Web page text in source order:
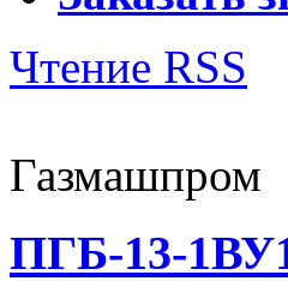
Чтение RSS
Газмашпром
ПГБ-13-